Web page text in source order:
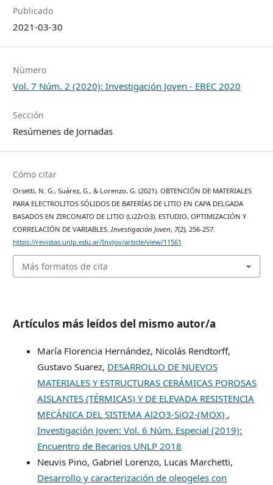
Publicado
2021-03-30
Número
Vol. 7 Núm. 2 (2020): Investigación Joven - EBEC 2020
Sección
Resúmenes de Jornadas
Cómo citar
Orsetti, N. G., Suárez, G., & Lorenzo, G. (2021). OBTENCIÓN DE MATERIALES
PARA ELECTROLITOS SÓLIDOS DE BATERÍAS DE LITIO EN CAPA DELGADA
BASADOS EN ZIRCONATO DE LITIO (Li2ZrO3). ESTUDIO, OPTIMIZACIÓN Y
CORRELACIÓN DE VARIABLES.Investigación Joven, 7(2), 256-257.
https://revistas.unlp.edu.ar/InvJov/article/view/11561
Más formatos de cita
Artículos más leídos del mismo autor/a
María Florencia Hernández, Nicolás Rendtorff,
Gustavo Suarez, DESARROLLO DE NUEVOS
MATERIALES Y ESTRUCTURAS CERÁMICAS POROSAS
AISLANTES (TÉRMICAS) Y DE ELEVADA RESISTENCIA
MECÁNICA DEL SISTEMA Al2O3-SiO2-(MOX) ,
Investigación Joven: Vol. 6 Núm. Especial (2019):
Encuentro de Becarios UNLP 2018
Neuvis Pino, Gabriel Lorenzo, Lucas Marchetti,
Desarrollo y caracterización de oleogeles con